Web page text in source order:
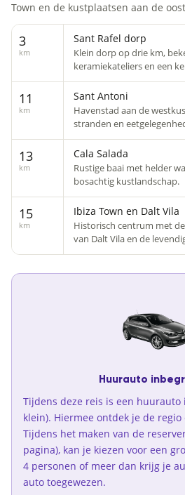
Town en de kustplaatsen aan de
3
km
Sant Rafel dorp
Klein dorp op drie km,
keramiekateliers en een
11
km
Sant Antoni
Havenstad aan de
stranden en
13
km
Cala Salada
Rustige baai met helder
bosachtig kustlandschap.
15
km
Ibiza Town en Dalt Vila
Historisch centrum met
van Dalt Vila en de
Huurauto
Tijdens deze reis is een huurauto
klein). Hiermee ontdek je de
Tijdens het maken van de
pagina), kan je kiezen voor een
4 personen of meer dan krijg je
auto toegewezen.